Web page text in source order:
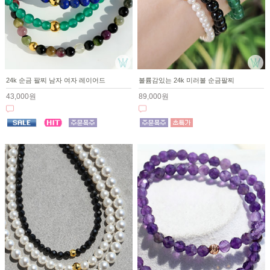
24k 순금 팔찌 남자 여자 레이어드
43,000원
볼륨감있는 24k 미러볼 순금팔찌
89,000원